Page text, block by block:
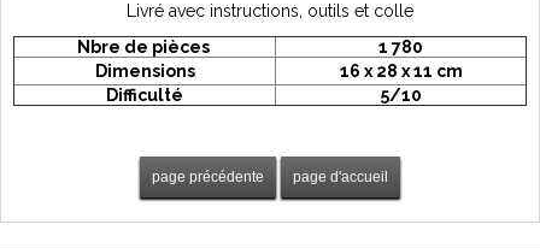
Livré avec instructions, outils et colle
Nbre de pièces
1 780
Dimensions
16 x 28 x 11 cm
Difficulté
5/10